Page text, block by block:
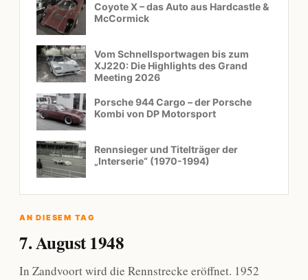
Coyote X – das Auto aus Hardcastle &
McCormick
Vom Schnellsportwagen bis zum
XJ220: Die Highlights des Grand
Meeting 2026
Porsche 944 Cargo – der Porsche
Kombi von DP Motorsport
Rennsieger und Titelträger der
„Interserie“ (1970-1994)
AN DIESEM TAG
7. August 1948
In Zandvoort wird die Rennstrecke eröffnet. 1952